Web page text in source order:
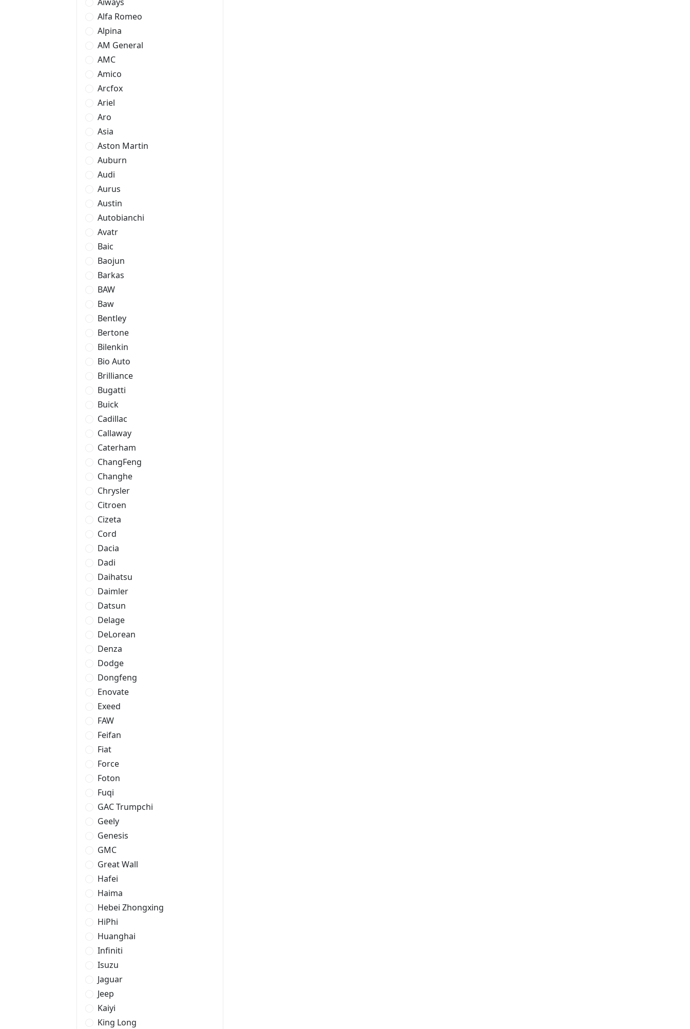
Alfa Romeo
Alpina
AM General
AMC
Amico
Arcfox
Ariel
Aro
Asia
Aston Martin
Auburn
Audi
Aurus
Austin
Autobianchi
Avatr
Baic
Baojun
Barkas
BAW
Baw
Bentley
Bertone
Bilenkin
Bio Auto
Brilliance
Bugatti
Buick
Cadillac
Callaway
Caterham
ChangFeng
Changhe
Chrysler
Citroen
Cizeta
Cord
Dacia
Dadi
Daihatsu
Daimler
Datsun
Delage
DeLorean
Denza
Dodge
Dongfeng
Enovate
Exeed
FAW
Feifan
Fiat
Force
Foton
Fuqi
GAC Trumpchi
Geely
Genesis
GMC
Great Wall
Hafei
Haima
Hebei Zhongxing
HiPhi
Huanghai
Infiniti
Isuzu
Jaguar
Jeep
Kaiyi
King Long